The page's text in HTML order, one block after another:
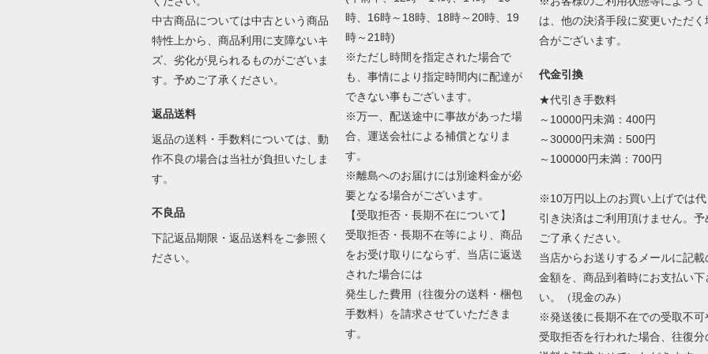
中古商品については中古という商品
特性上から、商品利用に支障ないキ
ズ、劣化が見られるものがございま
す。予めご了承ください。
返品送料
返品の送料・手数料については、動
作不良の場合は当社が負担いたしま
す。
不良品
下記返品期限・返品送料をご参照く
ださい。
時、16時～18時、18時～20時、19
時～21時)
※ただし時間を指定された場合で
も、事情により指定時間内に配達が
できない事もございます。
※万一、配送途中に事故があった場
合、運送会社による補償となりま
す。
※離島へのお届けには別途料金が必
要となる場合がございます。
【受取拒否・長期不在について】
受取拒否・長期不在等により、商品
をお受け取りにならず、当店に返送
された場合には
発生した費用（往復分の送料・梱包
手数料）を請求させていただきま
す。
は、他の決済手段に変更いただく
合がございます。
代金引換
★代引き手数料
～10000円未満：400円
～30000円未満：500円
～100000円未満：700円
※10万円以上のお買い上げでは代
引き決済はご利用頂けません。予
ご了承ください。
当店からお送りするメールに記載
金額を、商品到着時にお支払い下
い。（現金のみ）
※発送後に長期不在での受取不可
受取拒否を行われた場合、往復分